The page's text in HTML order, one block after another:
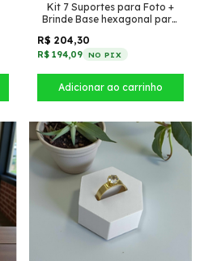
Kit 7 Suportes para Foto +
Brinde Base hexagonal para
R$ 204,30
R$ 194,09 NO PIX